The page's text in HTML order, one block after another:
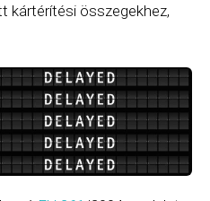
kártérítési összegekhez,